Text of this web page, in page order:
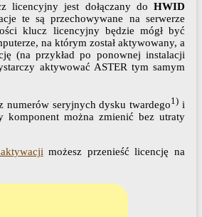
licencyjny jest dołączany do HWID
te są przechowywane na serwerze
klucz licencyjny będzie mógł być
na którym został aktywowany, a
(na przykład po ponownej instalacji
aktywować ASTER tym samym
numerów seryjnych dysku twardego1) i
komponent można zmienić bez utraty
możesz przenieść licencję na